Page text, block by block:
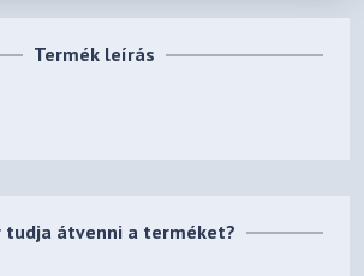
Termék leírás
tudja átvenni a terméket?